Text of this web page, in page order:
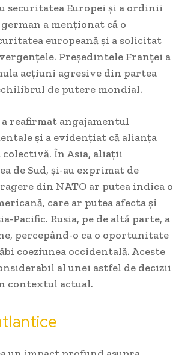
securitatea Europei și a ordinii
a menționat că o
europeană și a solicitat
Președintele Franței a
acțiuni agresive din partea
de putere mondial.
reafirmat angajamentul
și a evidențiat că alianța
În Asia, aliații
de Sud, și-au exprimat de
din NATO ar putea indica o
care ar putea afecta și
Pacific. Rusia, pe de altă parte, a
percepând-o ca o oportunitate
coeziunea occidentală. Aceste
al unei astfel de decizii
contextul actual.